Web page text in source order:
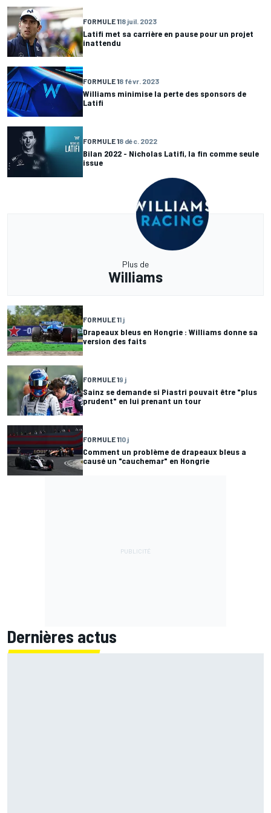
FORMULE 118 juil. 2023
Latifi met sa carrière en pause pour un projet
inattendu
FORMULE 18 févr. 2023
Williams minimise la perte des sponsors de
Latifi
FORMULE 18 déc. 2022
Bilan 2022 - Nicholas Latifi, la fin comme seule
issue
Plus de
Williams
FORMULE 11 j
Drapeaux bleus en Hongrie : Williams donne sa
version des faits
FORMULE 19 j
Sainz se demande si Piastri pouvait être "plus
prudent" en lui prenant un tour
FORMULE 110 j
Comment un problème de drapeaux bleus a
causé un "cauchemar" en Hongrie
Dernières actus